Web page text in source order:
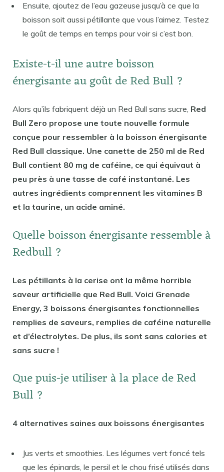
Ensuite, ajoutez de l’eau gazeuse jusqu’à ce que la
boisson soit aussi pétillante que vous l’aimez. Testez
le goût de temps en temps pour voir si c’est bon.
Existe-t-il une autre boisson
énergisante au goût de Red Bull ?
Alors qu’ils fabriquent déjà un Red Bull sans sucre, Red
Bull Zero propose une toute nouvelle formule
conçue pour ressembler à la boisson énergisante
Red Bull classique. Une canette de 250 ml de Red
Bull contient 80 mg de caféine, ce qui équivaut à
peu près à une tasse de café instantané. Les
autres ingrédients comprennent les vitamines B
et la taurine, un acide aminé.
Quelle boisson énergisante ressemble à
Redbull ?
Les pétillants à la cerise ont la même horrible
saveur artificielle que Red Bull. Voici Grenade
Energy, 3 boissons énergisantes fonctionnelles
remplies de saveurs, remplies de caféine naturelle
et d’électrolytes. De plus, ils sont sans calories et
sans sucre !
Que puis-je utiliser à la place de Red
Bull ?
4 alternatives saines aux boissons énergisantes
Jus verts et smoothies. Les légumes vert foncé tels
que les épinards, le persil et le chou frisé utilisés dans